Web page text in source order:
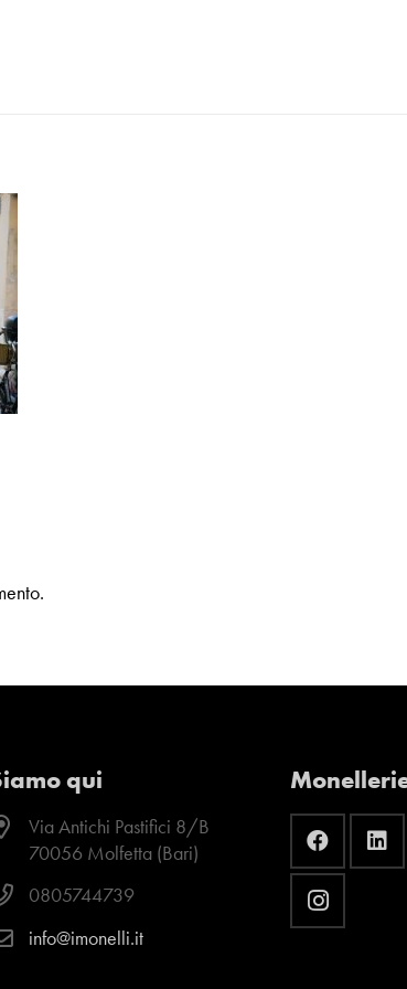
qui
Via Antichi Pastifici 8/B
70056 Molfetta (Bari)
0805744739
info@imonelli.it